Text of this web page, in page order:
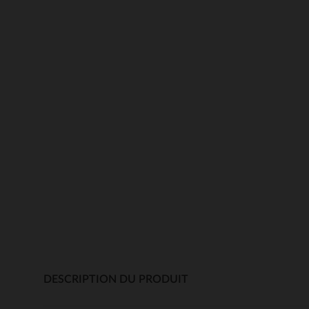
DESCRIPTION DU PRODUIT